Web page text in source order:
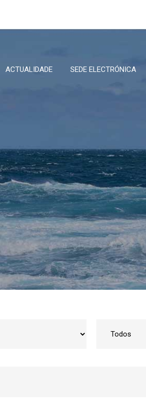
ACTUALIDADE SEDE ELECTRÓNICA